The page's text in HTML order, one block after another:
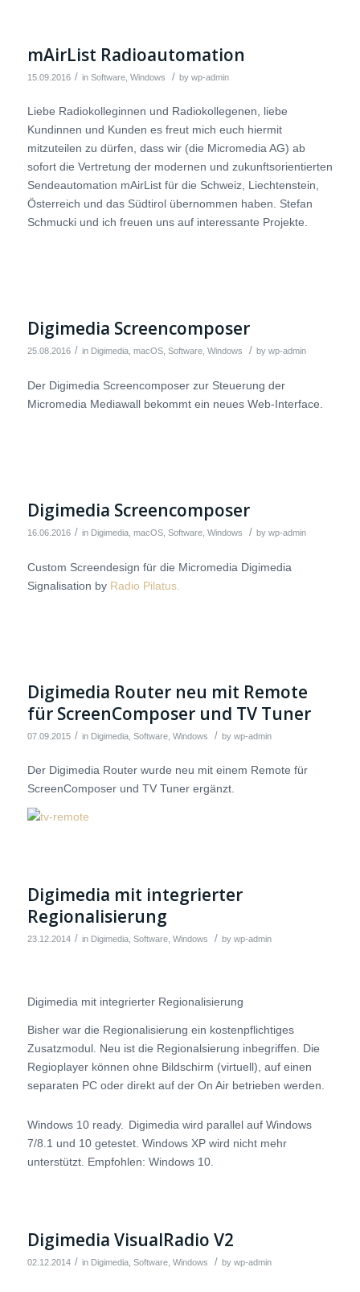
mAirList Radioautomation
15.09.2016 / in Software, Windows / by wp-admin
Liebe Radiokolleginnen und Radiokollegenen, liebe
Kundinnen und Kunden es freut mich euch hiermit
mitzuteilen zu dürfen, dass wir (die Micromedia AG) ab
sofort die Vertretung der modernen und zukunftsorientierten
Sendeautomation mAirList für die Schweiz, Liechtenstein,
Österreich und das Südtirol übernommen haben. Stefan
Schmucki und ich freuen uns auf interessante Projekte.
Digimedia Screencomposer
25.08.2016 / in Digimedia, macOS, Software, Windows / by wp-admin
Der Digimedia Screencomposer zur Steuerung der
Micromedia Mediawall bekommt ein neues Web-Interface.
Digimedia Screencomposer
16.06.2016 / in Digimedia, macOS, Software, Windows / by wp-admin
Custom Screendesign für die Micromedia Digimedia
Signalisation by Radio Pilatus.
Digimedia Router neu mit Remote
für ScreenComposer und TV Tuner
07.09.2015 / in Digimedia, Software, Windows / by wp-admin
Der Digimedia Router wurde neu mit einem Remote für
ScreenComposer und TV Tuner ergänzt.
Digimedia mit integrierter
Regionalisierung
23.12.2014 / in Digimedia, Software, Windows / by wp-admin
Digimedia mit integrierter Regionalisierung
Bisher war die Regionalisierung ein kostenpflichtiges
Zusatzmodul. Neu ist die Regionalsierung inbegriffen. Die
Regioplayer können ohne Bildschirm (virtuell), auf einen
separaten PC oder direkt auf der On Air betrieben werden.
Windows 10 ready.
Digimedia wird parallel auf Windows
7/8.1 und 10 getestet. Windows XP wird nicht mehr
unterstützt. Empfohlen: Windows 10.
Digimedia VisualRadio V2
02.12.2014 / in Digimedia, Software, Windows / by wp-admin